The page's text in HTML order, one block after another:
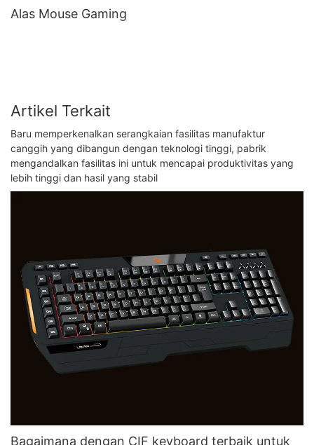
Alas Mouse Gaming
Artikel Terkait
Baru memperkenalkan serangkaian fasilitas manufaktur
canggih yang dibangun dengan teknologi tinggi, pabrik
mengandalkan fasilitas ini untuk mencapai produktivitas yang
lebih tinggi dan hasil yang stabil
Bagaimana dengan CIF keyboard terbaik untuk